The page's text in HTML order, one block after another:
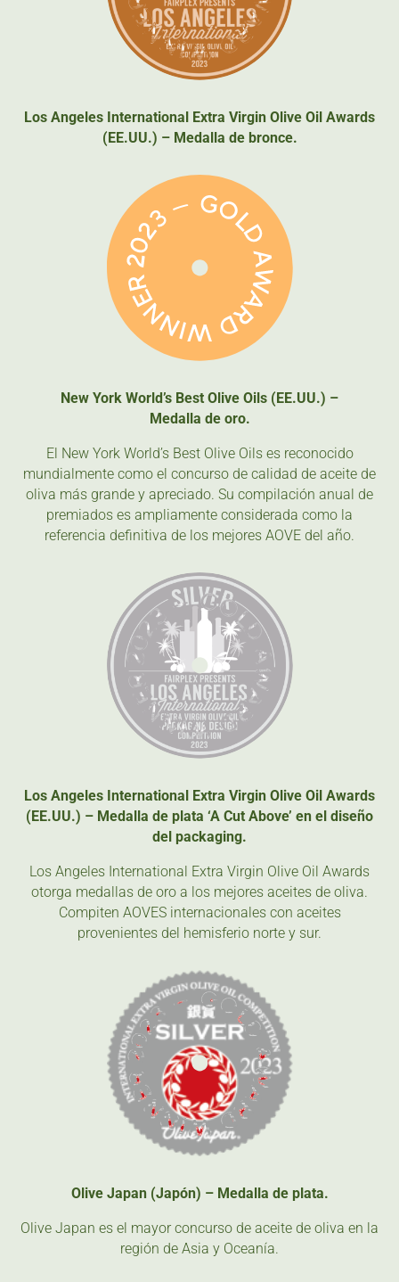
Los Angeles International Extra Virgin Olive Oil Awards
(EE.UU.) – Medalla de bronce.
New York World’s Best Olive Oils (EE.UU.) –
Medalla de oro.
El New York World’s Best Olive Oils es reconocido
mundialmente como el concurso de calidad de aceite de
oliva más grande y apreciado. Su compilación anual de
premiados es ampliamente considerada como la
referencia definitiva de los mejores AOVE del año.
Los Angeles International Extra Virgin Olive Oil Awards
(EE.UU.) – Medalla de plata ‘A Cut Above’ en el diseño
del packaging.
Los Angeles International Extra Virgin Olive Oil Awards
otorga medallas de oro a los mejores aceites de oliva.
Compiten AOVES internacionales con aceites
provenientes del hemisferio norte y sur.
Olive Japan (Japón) – Medalla de plata.
Olive Japan es el mayor concurso de aceite de oliva en la
región de Asia y Oceanía.